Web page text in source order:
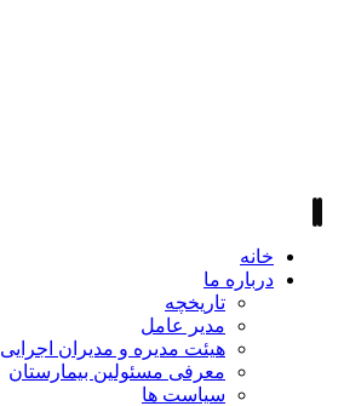
خانه
درباره ما
تاریخچه
مدیر عامل
هیئت مدیره و مدیران اجرایی
معرفی مسئولین بیمارستان
سیاست ها